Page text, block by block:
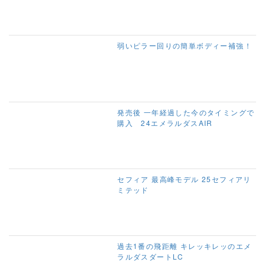
弱いピラー回りの簡単ボディー補強！
発売後 一年経過した今のタイミングで
購入 24エメラルダスAIR
セフィア 最高峰モデル 25セフィアリ
ミテッド
過去1番の飛距離 キレッキレッのエメ
ラルダスダートLC